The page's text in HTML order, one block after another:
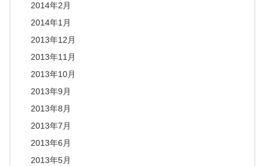
2014年2月
2014年1月
2013年12月
2013年11月
2013年10月
2013年9月
2013年8月
2013年7月
2013年6月
2013年5月